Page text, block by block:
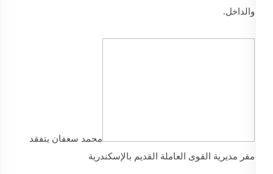
والداخل.
محمد سعفان يتفقد
مقر مديرية القوى العاملة القديم بالإسكندرية